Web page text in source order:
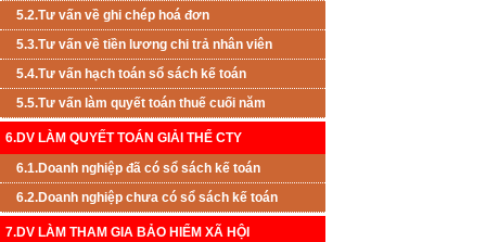
5.2.Tư vấn về ghi chép hoá đơn
5.3.Tư vấn về tiền lương chi trả nhân viên
5.4.Tư vấn hạch toán sổ sách kế toán
5.5.Tư vấn làm quyết toán thuế cuối năm
6.DV LÀM QUYẾT TOÁN GIẢI THỂ CTY
6.1.Doanh nghiệp đã có sổ sách kế toán
6.2.Doanh nghiệp chưa có sổ sách kế toán
7.DV LÀM THAM GIA BẢO HIỂM XÃ HỘI